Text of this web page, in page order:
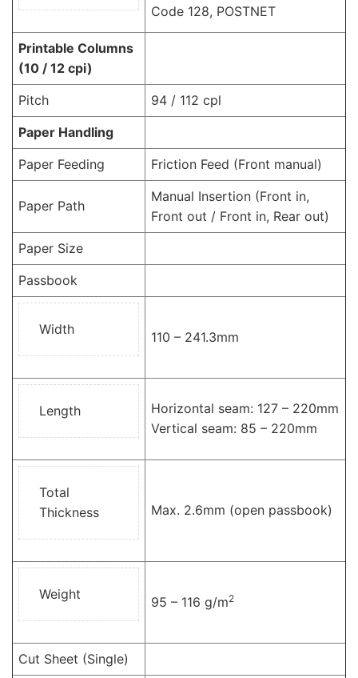
Code 128, POSTNET
Printable Columns
(10 / 12 cpi)
Pitch
94 / 112 cpl
Paper Handling
Paper Feeding
Friction Feed (Front manual)
Paper Path
Manual Insertion (Front in,
Front out / Front in, Rear out)
Paper Size
Passbook
Width 110 – 241.3mm
Length
Horizontal seam: 127 – 220mm
Vertical seam: 85 – 220mm
Total
Thickness
Max. 2.6mm (open passbook)
Weight 95 – 116 g/m2
Cut Sheet (Single)